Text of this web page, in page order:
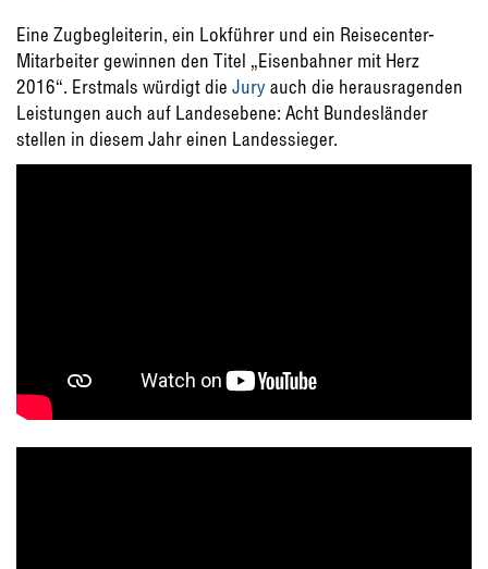
Eine Zugbegleiterin, ein Lokführer und ein Reisecenter-
Mitarbeiter gewinnen den Titel „Eisenbahner mit Herz
2016“. Erstmals würdigt die Jury auch die herausragenden
Leistungen auch auf Landesebene: Acht Bundesländer
stellen in diesem Jahr einen Landessieger.